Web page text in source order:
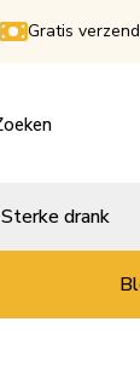
Gratis
Sterke drank